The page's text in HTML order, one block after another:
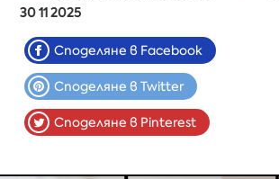
30 11 2025
Споделяне в Facebook
Споделяне в Twitter
Споделяне в Pinterest